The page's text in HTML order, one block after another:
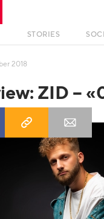
STORIES
2018
ZID –